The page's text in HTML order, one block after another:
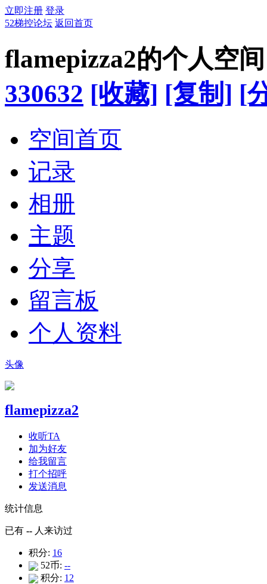
立即注册 登录
52梯控论坛 返回首页
flamepizza2的个人空间
330632 [收藏] [复制] [
空间首页
记录
相册
主题
分享
留言板
个人资料
头像
flamepizza2
收听TA
加为好友
给我留言
打个招呼
发送消息
统计信息
已有 -- 人来访过
积分: 16
52币: --
积分: 12